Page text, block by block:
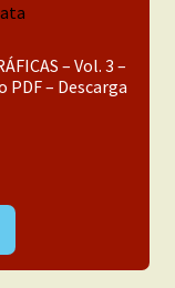
– Vol. 3 –
PDF – Descarga